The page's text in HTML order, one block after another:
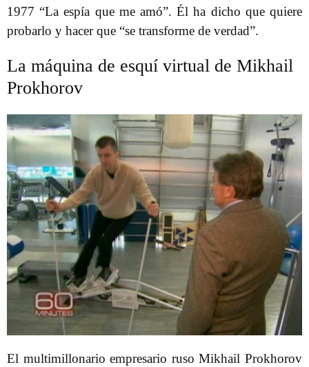
1977 “La espía que me amó”. Él ha dicho que quiere
probarlo y hacer que “se transforme de verdad”.
La máquina de esquí virtual de Mikhail
Prokhorov
El multimillonario empresario ruso Mikhail Prokhorov